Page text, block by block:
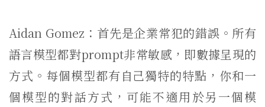
Aidan Gomez：首先是企業常犯的錯誤。所有
語言模型都對prompt非常敏感，即數據呈現的
方式。每個模型都有自己獨特的特點，你和一
個模型的對話方式，可能不適用於另一個模